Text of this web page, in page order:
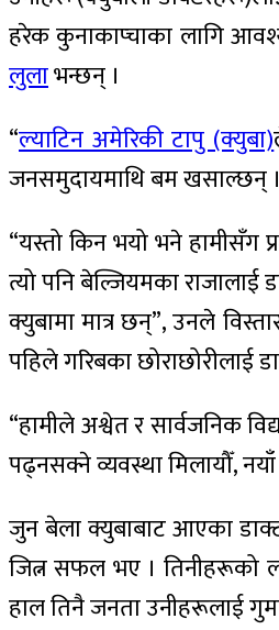
हरेक कुनाकाप्चाका लागि
लुलाभन्छन् ।
“ल्याटिन अमेरिकी टापु (क्युबा)
जनसमुदायमाथि बम खसाल्छन् ।
“यस्तो किन भयो भने हामीसँग
त्यो पनि बेल्जियमका राजालाई
क्युबामा मात्र छन्”, उनले
पहिले गरिबका छोराछोरीलाई
“हामीले अश्वेत र सार्वजनिक
पढ्नसक्ने व्यवस्था मिलायौँ,
जुन बेला क्युबाबाट आएका
जित्न सफल भए । तिनीहरूको
हाल तिनै जनता उनीहरूलाई